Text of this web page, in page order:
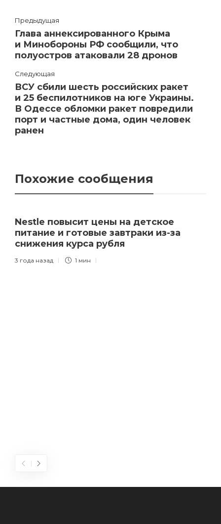
Предыдущая
Глава аннексированного Крыма
и Минобороны РФ сообщили, что
полуостров атаковали 28 дронов
Следующая
ВСУ сбили шесть российских ракет
и 25 беспилотников на юге Украины.
В Одессе обломки ракет повредили
порт и частные дома, один человек
ранен
Похожие сообщения
Nestle повысит цены на детское
питание и готовые завтраки из-за
снижения курса рубля
3 года назад 1 мин